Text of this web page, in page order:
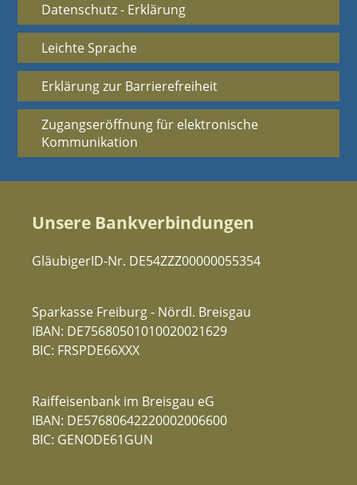
Datenschutz - Erklärung
Leichte Sprache
Erklärung zur Barrierefreiheit
Zugangseröffnung für elektronische
Kommunikation
Unsere Bankverbindungen
GläubigerID-Nr. DE54ZZZ00000055354
Sparkasse Freiburg - Nördl. Breisgau
IBAN: DE75680501010020021629
BIC: FRSPDE66XXX
Raiffeisenbank im Breisgau eG
IBAN: DE57680642220002006600
BIC: GENODE61GUN